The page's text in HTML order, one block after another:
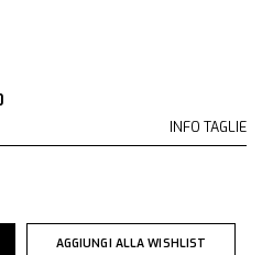
INFO TAGLIE
AGGIUNGI ALLA WISHLIST